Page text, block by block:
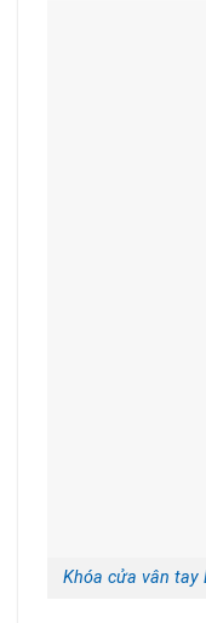
Khóa cửa vân tay